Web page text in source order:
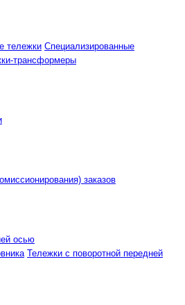
тележки Специализированные
трансформеры
заказов
осью
Тележки с поворотной передней